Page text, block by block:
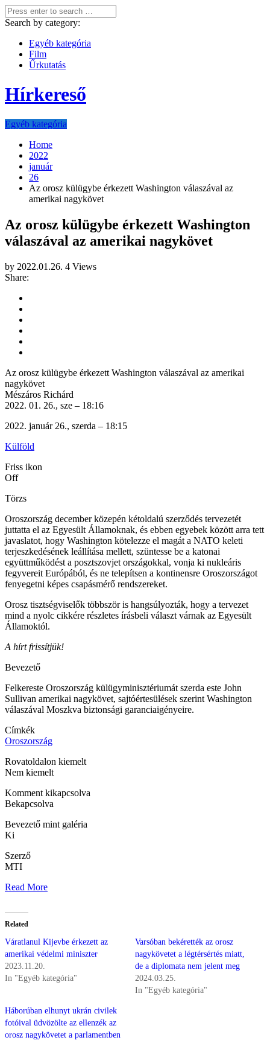
Search by category:
Egyéb kategória
Film
Űrkutatás
Hírkereső
Egyéb kategória
Home
2022
január
26
Az orosz külügybe érkezett Washington válaszával az
amerikai nagykövet
Az orosz külügybe érkezett Washington
válaszával az amerikai nagykövet
by 2022.01.26. 4 Views
Share:
Az orosz külügybe érkezett Washington válaszával az amerikai
nagykövet
Mészáros Richárd
2022. 01. 26., sze – 18:16
2022. január 26., szerda – 18:15
Külföld
Friss ikon
Off
Törzs
Oroszország december közepén kétoldalú szerződés tervezetét
juttatta el az Egyesült Államoknak, és ebben egyebek között arra tett
javaslatot, hogy Washington kötelezze el magát a NATO keleti
terjeszkedésének leállítása mellett, szüntesse be a katonai
együttműködést a posztszovjet országokkal, vonja ki nukleáris
fegyvereit Európából, és ne telepítsen a kontinensre Oroszországot
fenyegetni képes csapásmérő rendszereket.
Orosz tisztségviselők többször is hangsúlyozták, hogy a tervezet
mind a nyolc cikkére részletes írásbeli választ várnak az Egyesült
Államoktól.
A hírt frissítjük!
Bevezető
Felkereste Oroszország külügyminisztériumát szerda este John
Sullivan amerikai nagykövet, sajtóértesülések szerint Washington
válaszával Moszkva biztonsági garanciaigényeire.
Címkék
Oroszország
Rovatoldalon kiemelt
Nem kiemelt
Komment kikapcsolva
Bekapcsolva
Bevezető mint galéria
Ki
Szerző
MTI
Read More
Related
Váratlanul Kijevbe érkezett az
amerikai védelmi miniszter
2023.11.20.
In "Egyéb kategória"
Varsóban bekérették az orosz
nagykövetet a légtérsértés miatt,
de a diplomata nem jelent meg
2024.03.25.
In "Egyéb kategória"
Háborúban elhunyt ukrán civilek
fotóival üdvözölte az ellenzék az
orosz nagykövetet a parlamentben